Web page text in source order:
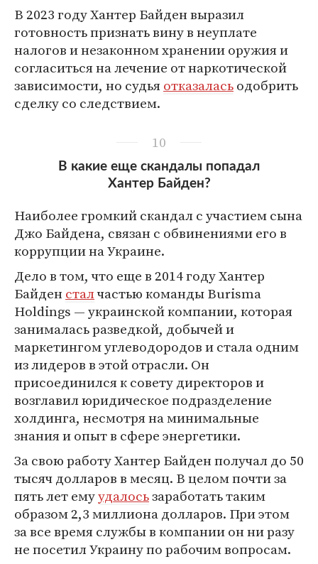
В 2023 году Хантер Байден выразил
готовность признать вину в неуплате
налогов и незаконном хранении оружия и
согласиться на лечение от наркотической
зависимости, но судьяотказаласьодобрить
сделку со следствием.
10
В какие еще скандалы попадал
Хантер Байден?
Наиболее громкий скандал с участием сына
Джо Байдена, связан с обвинениями его в
коррупции на Украине.
Дело в том, что еще в 2014 году Хантер
Байденсталчастью команды Burisma
Holdings — украинской компании, которая
занималась разведкой, добычей и
маркетингом углеводородов и стала одним
из лидеров в этой отрасли. Он
присоединился к совету директоров и
возглавил юридическое подразделение
холдинга, несмотря на минимальные
знания и опыт в сфере энергетики.
За свою работу Хантер Байден получал до 50
тысяч долларов в месяц. В целом почти за
пять лет емуудалосьзаработать таким
образом 2,3 миллиона долларов. При этом
за все время службы в компании он ни разу
не посетил Украину по рабочим вопросам.